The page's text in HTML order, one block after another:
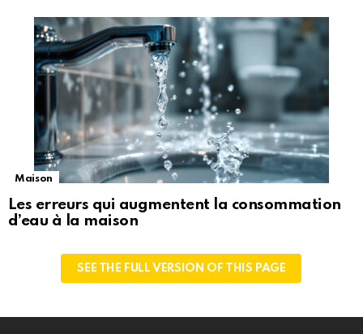
Maison
Les erreurs qui augmentent la consommation
d’eau à la maison
SEE THE FULL VERSION OF THIS PAGE